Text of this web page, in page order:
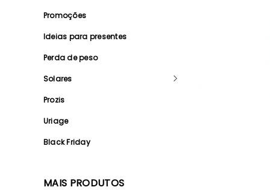
Promoções
Ideias para presentes
Perda de peso
Solares
Prozis
Uriage
Black Friday
MAIS PRODUTOS